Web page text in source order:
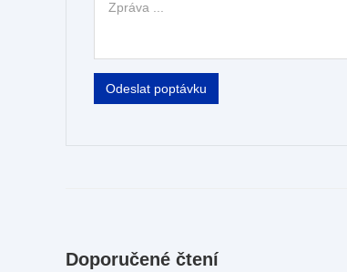
Odeslat poptávku
Doporučené čtení